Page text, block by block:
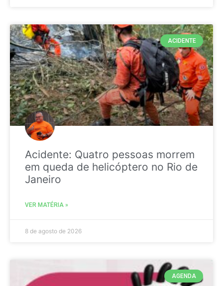
ACIDENTE
Acidente: Quatro pessoas morrem
em queda de helicóptero no Rio de
Janeiro
VER MATÉRIA »
8 de agosto de 2026
AGENDA